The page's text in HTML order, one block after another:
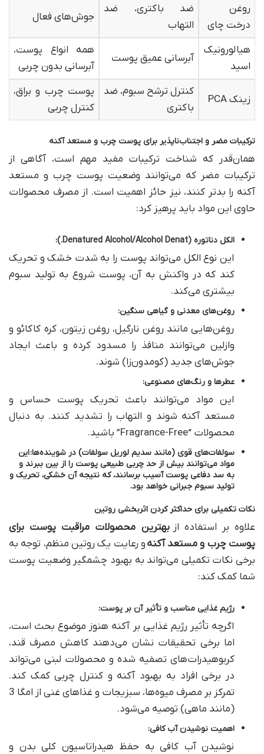
روغن
درخت چای
ضد باکتری، ضد
التهاب
جوش‌های فعال
هیالورونیک
اسید
آبرسانی عمیق پوست
همه انواع پوست،
آبرسانی بدون چربی
زینک PCA
کنترل ترشح سبوم، ضد
باکتری
پوست چرب و براق،
کنترل چربی
ترکیبات مضر و اجتناب‌ناپذیر برای پوست چرب و مستعد آکنه
همان‌قدر که شناخت ترکیبات مفید مهم است، آگاهی از
ترکیبات مضر که می‌توانند وضعیت پوست چرب و مستعد
آکنه را بدتر کنند، نیز حائز اهمیت است. از مصرف محصولات
حاوی این مواد باید پرهیز کرد:
الکل دناتوره (Denatured Alcohol/Alcohol Denat.):
این نوع الکل می‌تواند پوست را به شدت خشک و تحریک
کند که در واکنش به آن، پوست شروع به تولید سبوم
بیشتری می‌کند.
روغن‌های معدنی و گیاهی سنگین:
روغن‌هایی مانند روغن نارگیل، روغن زیتون، کره کاکائو و
وازلین می‌توانند منافذ را مسدود کرده و باعث ایجاد
جوش‌های جدید (کومدون‌زا) شوند.
عطرها و رنگ‌های مصنوعی:
این مواد می‌توانند باعث تحریک پوست حساس و
مستعد آکنه شوند و التهاب را تشدید کنند. به دنبال
محصولات “Fragrance-Free” باشید.
سولفات‌های قوی (مانند سدیم لوریل سولفات) در شوینده‌ها:این
مواد می‌توانند بیش از حد چربی طبیعی پوست را از بین ببرند و
به سد دفاعی پوست آسیب برسانند، که نتیجه آن خشکی، تحریک و
تولید سبوم جبرانی خواهد بود.
نکات تکمیلی برای حداکثر کردن اثربخشی روتین
علاوه بر استفاده ازبهترین محصولات مراقبت پوست برای
پوست چرب و مستعد آکنهو رعایت یک روتین منظم، توجه به
برخی نکات تکمیلی می‌تواند به بهبود چشمگیر وضعیت پوست
شما کمک کند:
رژیم غذایی مناسب و تأثیر آن بر پوست:
اگرچه تأثیر رژیم غذایی بر آکنه هنوز موضوع بحث است،
اما برخی تحقیقات نشان می‌دهند کاهش مصرف قند،
کربوهیدرات‌های تصفیه شده و محصولات لبنی می‌تواند
در برخی افراد به بهبود آکنه و کنترل چربی کمک کند.
تمرکز بر مصرف میوه‌ها، سبزیجات و غذاهای غنی از امگا 3
(مانند ماهی) توصیه می‌شود.
اهمیت نوشیدن آب کافی:
نوشیدن آب کافی به حفظ هیدراتاسیون کلی بدن و